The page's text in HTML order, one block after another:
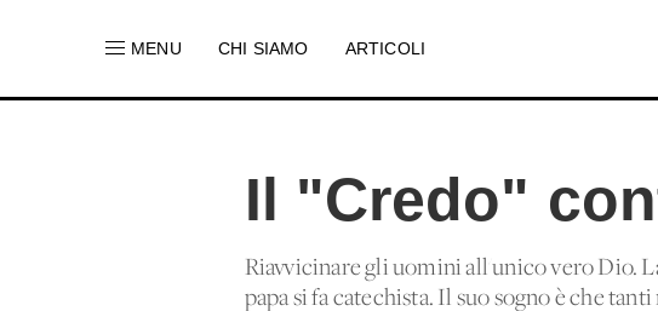
MENU CHI SIAMO ARTICOLI
Il "Credo"
Riavvicinare gli uomini all'unico vero Dio.
papa si fa catechista. Il suo sogno è che